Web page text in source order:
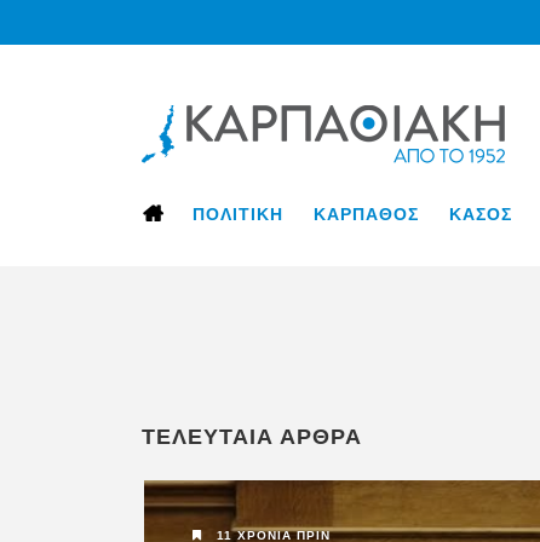
ΠΟΛΙΤΙΚΗ ΚΑΡΠΑΘΟΣ ΚΑΣΟΣ
ΚΑΡΠΑΘΟΣ
ΤΕΛΕΥΤΑΙΑ ΑΡΘΡΑ
11 ΧΡΌΝΙΑ ΠΡΙΝ